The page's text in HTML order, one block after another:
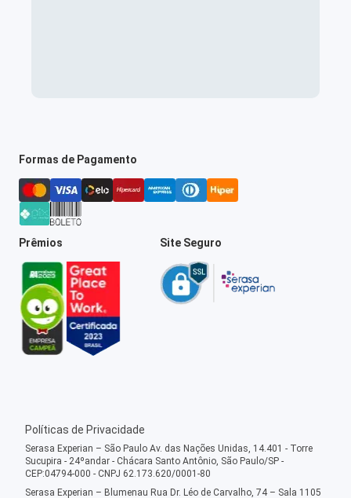
Formas de Pagamento
Prêmios Site Seguro
Políticas de Privacidade
Serasa Experian – São Paulo Av. das Nações Unidas, 14.401 - Torre
Sucupira - 24ºandar - Chácara Santo Antônio, São Paulo/SP -
CEP:04794-000 - CNPJ 62.173.620/0001-80
Serasa Experian – Blumenau Rua Dr. Léo de Carvalho, 74 – Sala 1105